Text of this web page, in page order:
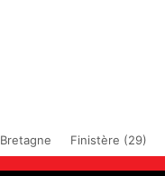
Bretagne Finistère (29)